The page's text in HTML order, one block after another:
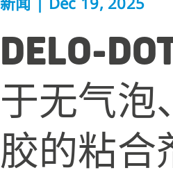
DELO-
于无气泡
胶的粘合